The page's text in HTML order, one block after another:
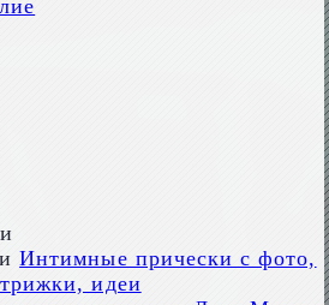
Интимные прически с фото,
идеи